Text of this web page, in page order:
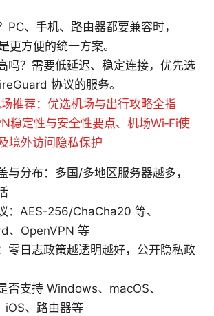
PC、手机、路由器都要兼容时，
更方便的统一方案。
吗？需要低延迟、稳定连接，优先选
协议的服务。
推荐：优选机场与出行攻略全指
稳定性与安全性要点、机场Wi‑Fi使
境外访问隐私保护
与分布：多国/多地区服务器越多，
：AES-256/ChaCha20 等、
、OpenVPN 等
零日志政策越透明越好，公开隐私政
否支持 Windows、macOS、
iOS、路由器等